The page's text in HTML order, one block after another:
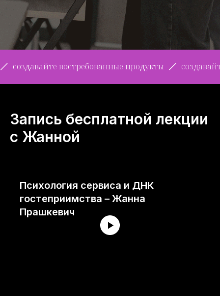
востребованные продукты создавайте
Запись бесплатной лекции
с Жанной
Психология сервиса и ДНК
гостеприимства – Жанна
Прашкевич